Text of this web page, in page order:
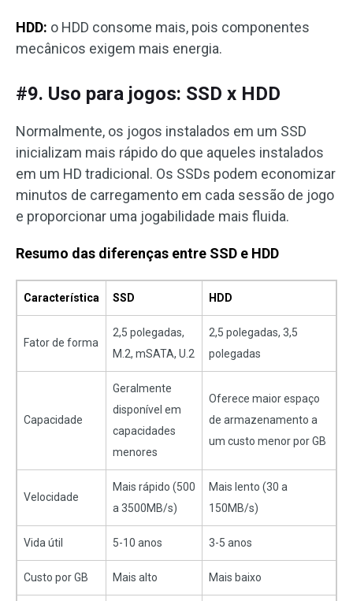
HDD: o HDD consome mais, pois componentes
mecânicos exigem mais energia.
#9. Uso para jogos: SSD x HDD
Normalmente, os jogos instalados em um SSD
inicializam mais rápido do que aqueles instalados
em um HD tradicional. Os SSDs podem economizar
minutos de carregamento em cada sessão de jogo
e proporcionar uma jogabilidade mais fluida.
Resumo das diferenças entre SSD e HDD
Característica SSD HDD
Fator de forma
2,5 polegadas,
M.2, mSATA, U.2
2,5 polegadas, 3,5
polegadas
Capacidade
Geralmente
disponível em
capacidades
menores
Oferece maior espaço
de armazenamento a
um custo menor por GB
Velocidade
Mais rápido (500
a 3500MB/s)
Mais lento (30 a
150MB/s)
Vida útil 5-10 anos 3-5 anos
Custo por GB Mais alto Mais baixo